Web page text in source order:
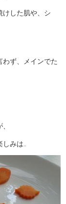
けした肌や、シ
ず、メインでた
みは‥